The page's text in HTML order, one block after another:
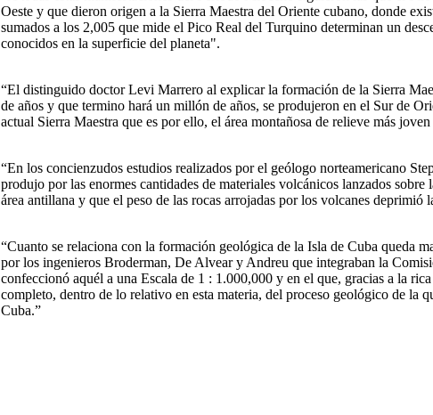
Oeste y que dieron origen a la Sierra Maestra del Oriente cubano, donde
sumados a los 2,005 que mide el Pico Real del Turquino determinan un
conocidos en la superficie del planeta".
“El distinguido doctor Levi Marrero al explicar la formación de la Sierra
de años y que termino hará un millón de años, se produjeron en el Sur de
actual Sierra Maestra que es por ello, el área montañosa de relieve más
“En los concienzudos estudios realizados por el geólogo norteamericano
produjo por las enormes cantidades de materiales volcánicos lanzados
área antillana y que el peso de las rocas arrojadas por los volcanes
“Cuanto se relaciona con la formación geológica de la Isla de Cuba queda
por los ingenieros Broderman, De Alvear y Andreu que integraban la
confeccionó aquél a una Escala de 1 : 1.000,000 y en el que, gracias a la
completo, dentro de lo relativo en esta materia, del proceso geológico de la
Cuba.”